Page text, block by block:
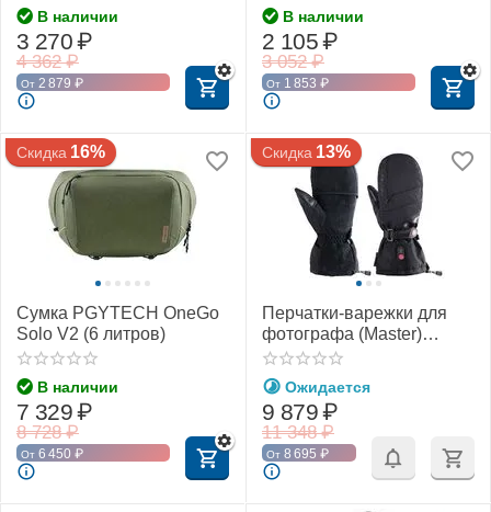
В наличии
4 362 ₽
3 270₽
От 2 879 ₽
В наличии
3 052 ₽
2 105₽
От 1 853 ₽
Скидка 16%
Сумка PGYTECH OneGo
Solo V2 (6 литров)
В наличии
8 728 ₽
7 329₽
От 6 450 ₽
Скидка 13%
Перчатки-варежки для
фотографа (Master)
(PGYTECH)
Ожидается
11 348 ₽
9 879₽
От 8 695 ₽